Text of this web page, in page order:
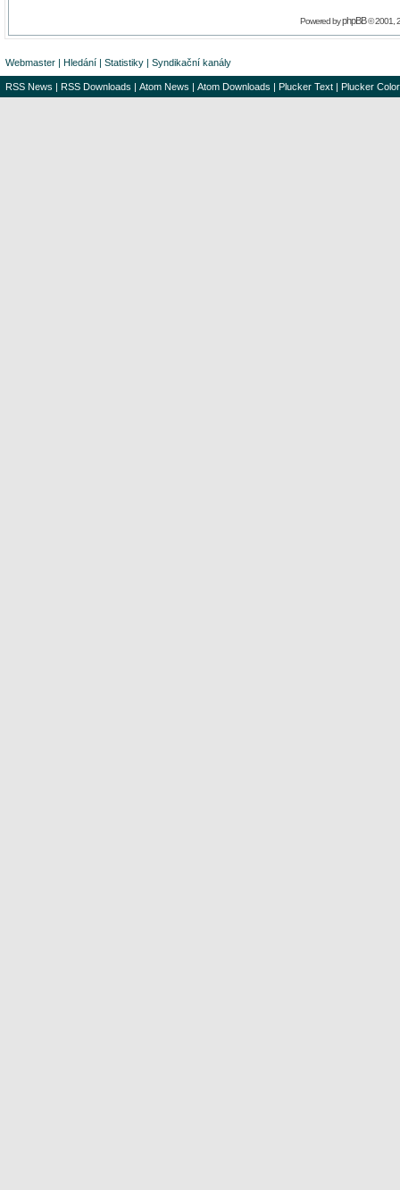
Powered byphpBB© 2001,
Webmaster | Hledání | Statistiky | Syndikační kanály
RSS News | RSS Downloads | Atom News | Atom Downloads | Plucker Text | Plucker Color